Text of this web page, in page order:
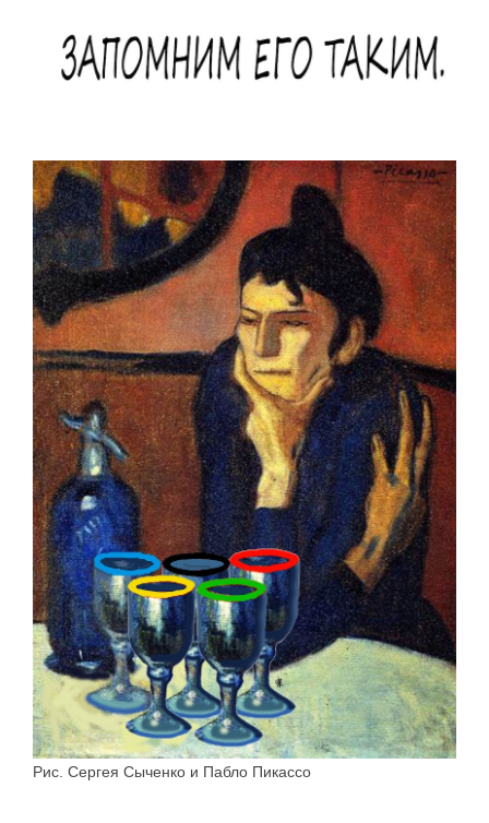
Рис. Сергея Сыченко и Пабло Пикассо